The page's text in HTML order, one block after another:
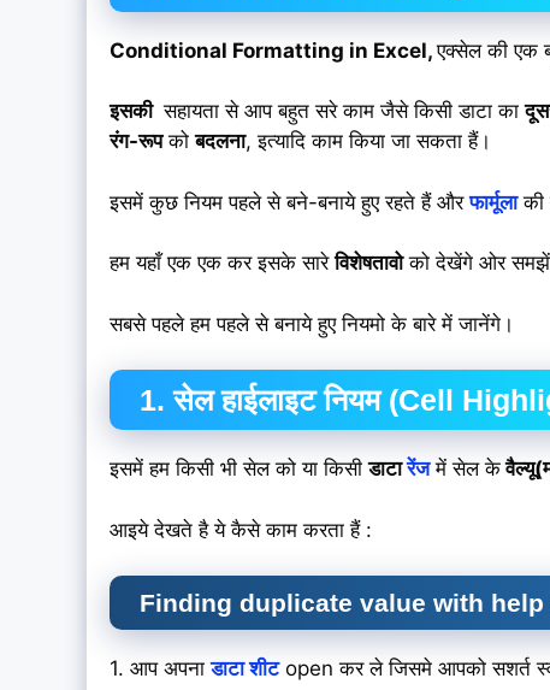
Conditional Formatting in Excel,एक्सेल की एक
इसकी सहायता से आप बहुत सरे काम जैसे किसी डाटा का
रंग-रूपकोबदलना, इत्यादि काम किया जा सकता हैं।
इसमें कुछ नियम पहले से बने-बनाये हुए रहते हैं औरफार्मूलाकी
हम यहाँ एक एक कर इसके सारेविशेषतावोको देखेंगे ओर
सबसे पहले हम पहले से बनाये हुए नियमो के बारे में जानेंगे।
1. सेल हाईलाइट नियम (Cell
इसमें हम किसी भी सेल को या किसीडाटारेंजमें सेल के
आइये देखते है ये कैसे काम करता हैं :
Finding duplicate value with
1. आप अपनाडाटा शीटopen कर ले जिसमे आपको सशर्त